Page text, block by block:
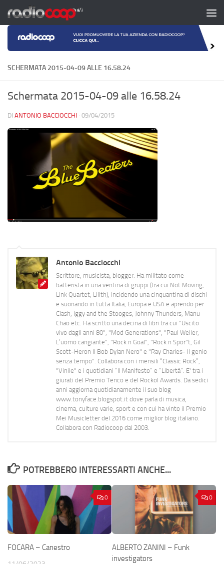
Salta al contenuto
SCHERMATA 2015-04-09 ALLE 16.58.24
Schermata 2015-04-09 alle 16.58.24
DI ANTONIO BACCIOCCHI · 09/04/2015
Antonio Bacciocchi
Scrittore, musicista, blogger. Ha militato come
batterista in una ventina di gruppi (tra cui Not Moving,
Link Quartet, Lilith), incidendo una cinquantina di dischi
e suonando in tutta Italia, Europa e USA e aprendo per
Clash, Iggy and the Stooges, Johnny Thunders, Manu
Chao etc. Ha scritto una decina di libri tra cui "Uscito
vivo dagli anni 80", "Mod Generations", "Paul Weller,
L’uomo cangiante", "Rock n Goal", "Rock n Spor"t, Gil
Scott-Heron Il Bob Dylan Nero" e "Ray Charles- Il genio
senza tempo". Collabora con i mensili “Classic Rock”,
"Vinile" e i quotidiani “Il Manifesto” e “Libertà”. E' tra i
giurati del Premio Tenco e del Rockol Awards. Da sedici
anni aggiorna quotidianamente il suo blog
www.tonyface.blogspot.it dove parla di musica,
cinema, culture varie, sport e con cui ha vinto il Premio
Mei Musicletter del 2016 come miglior blog italiano.
Collabora con Radiocoop dal 2003.
POTREBBERO INTERESSARTI ANCHE...
0
FOCARA – Canestro
0
ALBERTO ZANINI – Funk
investigators